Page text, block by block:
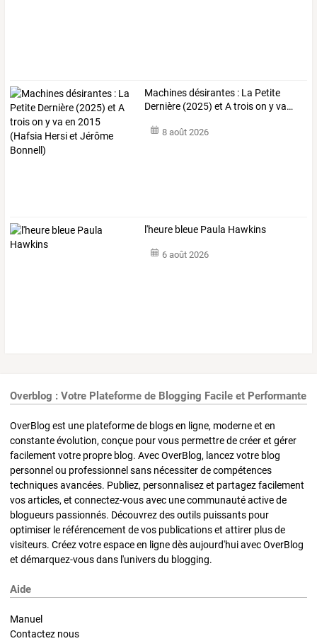
Machinesdésirantes : La Petite
Dernière (2025) et Atroison yva…
8 août 2026
l'heure bleue Paula Hawkins
6 août 2026
Overblog : Votre Plateforme de Blogging Facile et Performante
OverBlog est une plateforme de blogs en ligne, moderne et en
constante évolution, conçue pour vous permettre de créer et gérer
facilement votre propre blog. Avec OverBlog, lancez votre blog
personnel ou professionnel sans nécessiter de compétences
techniques avancées. Publiez, personnalisez et partagez facilement
vos articles, et connectez-vous avec une communauté active de
blogueurs passionnés. Découvrez des outils puissants pour
optimiser le référencement de vos publications et attirer plus de
visiteurs. Créez votre espace en ligne dès aujourd'hui avec OverBlog
et démarquez-vous dans l'univers du blogging.
Aide
Manuel
Contactez nous